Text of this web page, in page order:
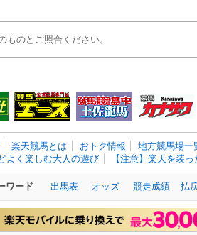
のとご照合ください。
楽天競馬とは おトク情報 地方競馬場一
よく楽しむ大人の遊び
【注意】楽天を装
ワード 出馬表 オッズ 競走成績 払